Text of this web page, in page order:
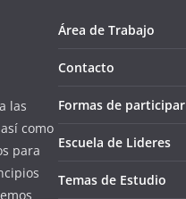
las
como
para
Área de Trabajo
Contacto
Formas de participar
Escuela de Lideres
Temas de Estudio